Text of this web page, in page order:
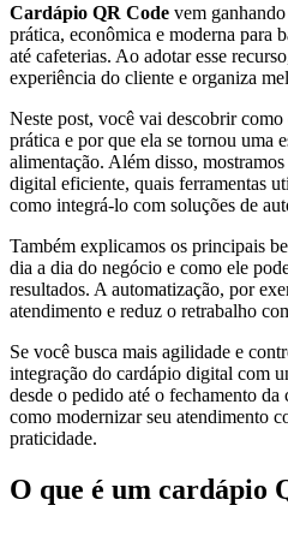
Cardápio QR Code vem
prática, econômica e moderna para
até cafeterias. Ao adotar esse
experiência do cliente e organiza
Neste post, você vai descobrir
prática e por que ela se tornou uma
alimentação. Além disso,
digital eficiente, quais ferramentas
como integrá-lo com soluções de
Também explicamos os principais
dia a dia do negócio e como ele
resultados. A automatização, por
atendimento e reduz o retrabalho
Se você busca mais agilidade e
integração do cardápio digital com
desde o pedido até o fechamento
como modernizar seu atendimento
praticidade.
O que é um cardápio